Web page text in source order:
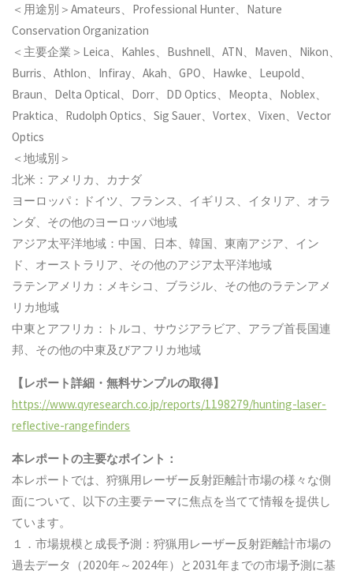
＜用途別＞Amateurs、Professional Hunter、Nature
Conservation Organization
＜主要企業＞Leica、Kahles、Bushnell、ATN、Maven、Nikon、
Burris、Athlon、Infiray、Akah、GPO、Hawke、Leupold、
Braun、Delta Optical、Dorr、DD Optics、Meopta、Noblex、
Praktica、Rudolph Optics、Sig Sauer、Vortex、Vixen、Vector
Optics
＜地域別＞
北米：アメリカ、カナダ
ヨーロッパ：ドイツ、フランス、イギリス、イタリア、オラ
ンダ、その他のヨーロッパ地域
アジア太平洋地域：中国、日本、韓国、東南アジア、イン
ド、オーストラリア、その他のアジア太平洋地域
ラテンアメリカ：メキシコ、ブラジル、その他のラテンアメ
リカ地域
中東とアフリカ：トルコ、サウジアラビア、アラブ首長国連
邦、その他の中東及びアフリカ地域
【レポート詳細・無料サンプルの取得】
https://www.qyresearch.co.jp/reports/1198279/hunting-laser-
reflective-rangefinders
本レポートの主要なポイント：
本レポートでは、狩猟用レーザー反射距離計市場の様々な側
面について、以下の主要テーマに焦点を当てて情報を提供し
ています。
１．市場規模と成長予測：狩猟用レーザー反射距離計市場の
過去データ（2020年～2024年）と2031年までの市場予測に基